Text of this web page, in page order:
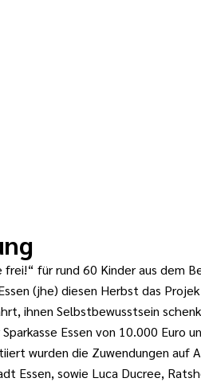
für rund 60 Kinder aus dem
(jhe) diesen Herbst das
ihnen Selbstbewusstsein
Essen von 10.000
wurden die Zuwendungen
Essen, sowie Luca Ducree,